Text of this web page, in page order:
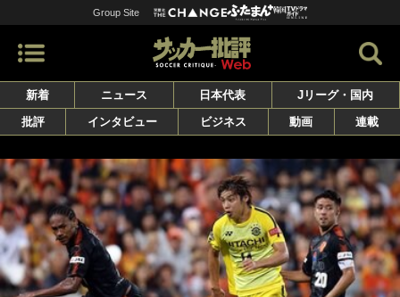
Group Site
新着 ニュース 日本代表
Jリーグ・国内
批評
インタビュー ビジネス 動画 連載